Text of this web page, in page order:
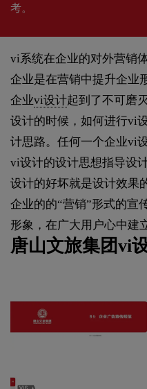
考。
vi系统在企业的对外营销
企业是在营销中提升企业
企业vi设计起到了不可磨
设计的时候，如何进行vi
计思路。任何一个企业vi
vi设计的设计思想指导设
设计的好坏就是设计效果
企业的的“营销”形式的宣
形象，在广大用户心中建
唐山文旅集团vi